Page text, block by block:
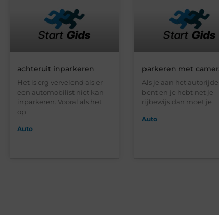
achteruit inparkeren
Het is erg vervelend als er
een automobilist niet kan
inparkeren. Vooral als het
op
Auto
parkeren met
Als je aan het
bent en je hebt net je
rijbewijs dan moet je
Auto